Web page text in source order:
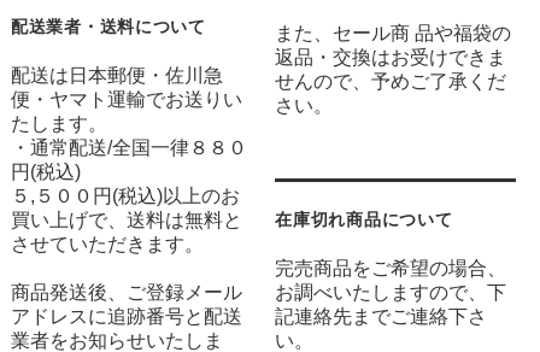
配送業者・送料について
配送は日本郵便・佐川急
便・ヤマト運輸でお送りい
たします。
・通常配送/全国一律８８０
円(税込)
５,５００円(税込)以上のお
買い上げで、送料は無料と
させていただきます。
商品発送後、ご登録メール
アドレスに追跡番号と配送
業者をお知らせいたしま
また、セール商 品や福袋の
返品・交換はお受けできま
せんので、予めご了承くだ
さい。
在庫切れ商品について
完売商品をご希望の場合、
お調べいたしますので、下
記連絡先までご連絡下さ
い。